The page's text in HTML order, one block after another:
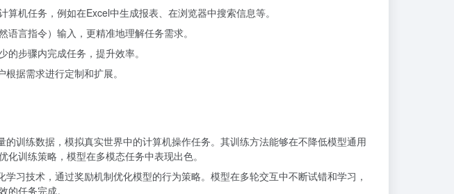
机任务，例如在Excel中生成报表、在浏览器中搜索信息等。
语言指令）输入，更精准地理解任务需求。
的步骤内完成任务，提升效率。
据需求进行定制和扩展。
训练数据，模拟真实世界中的计算机操作任务。其训练方法能够在不降低模型通用
训练策略，模型在多模态任务中表现出色。
习技术，通过奖励机制优化模型的行为策略。模型在多轮交互中不断试错和学习，
任务完成。